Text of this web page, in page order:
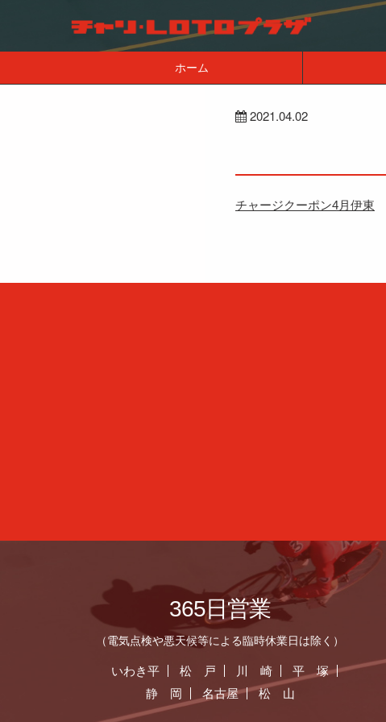
ホーム
2021.04.02
チャージクーポン4月伊東
365日営業
（電気点検や悪天候等による臨時休業日は除く）
いわき平 松 戸 川 崎
平 塚
静 岡
名古屋 松 山